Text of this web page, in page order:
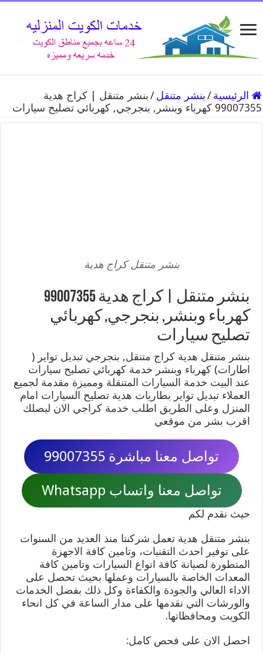
الرئيسية /بنشر متنقل /بنشر متنقل | كراج هدية
99007355 كهرباء وبنشر, بنجرجي, كهربائي تصليح سيارات
بنشر متنقل كراج هدية
بنشر متنقل | كراج هدية 99007355
كهرباء وبنشر, بنجرجي, كهربائي
تصليح سيارات
بنشر متنقل هدية كراج متنقل, بنجرجي تبديل تواير (
اطارات) كهرباء وبنشر خدمة كهربائي تصليح سيارات
عند البيت خدمة السيارات المتنقلة ومميزة مقدمة لجميع
العملاء تبديل تواير بطاريات هدية تصليح السيارات امام
المنزل وعلى الطريق اطلب خدمة كراجي الان ليصلك
اقرب بشر من موقعي
تواصل معنا مباشرة 99007355
تواصل معنا واتساب Whatsapp
حيث نقدم لكم
بنشر متنقل هدية تعمل شركنتا منذ العديد من السنوات
على توفير احدث التقنيات، وتامين كافة الاجهزة
المتطورة لصيانة كافة انواع السيارات وتامين كافة
المعدات الخاصة بالسيارات وعملها بحيث تحصل على
الاداء العالي والجودة والكفاءة وكل ذلك بفضل الخدمات
والورشات التي نقدمها على مدار الساعة في كل انحاء
الكويت ومحافظاتها.
احصل الان على فحص كامل: